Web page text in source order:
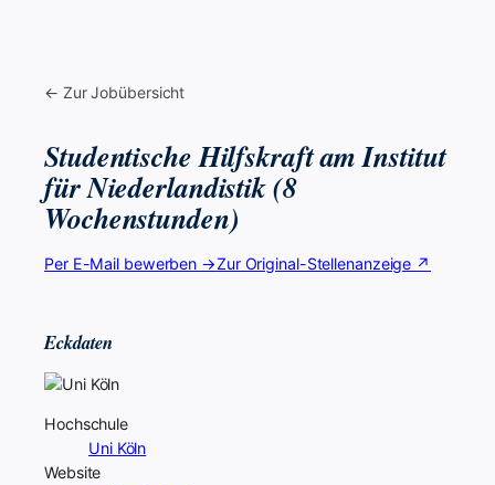
← Zur Jobübersicht
Studentische Hilfskraft am Institut
für Niederlandistik (8
Wochenstunden)
Per E-Mail bewerben →Zur Original-Stellenanzeige ↗
Eckdaten
Hochschule
Uni Köln
Website